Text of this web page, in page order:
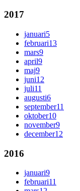
2017
januari5
februari13
mars9
april9
maj9
juni12
juli11
augusti6
september11
oktober10
november9
december12
2016
januari9
februari11